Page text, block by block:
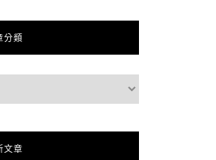
分類
文章